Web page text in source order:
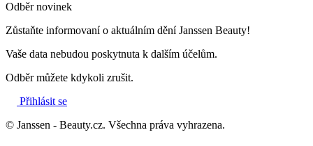
Odběr novinek
Zůstaňte informovaní o aktuálním dění Janssen Beauty!
Vaše data nebudou poskytnuta k dalším účelům.
Odběr můžete kdykoli zrušit.
Přihlásit se
© Janssen - Beauty.cz. Všechna práva vyhrazena.